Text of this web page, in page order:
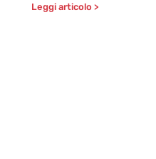
Leggi articolo >